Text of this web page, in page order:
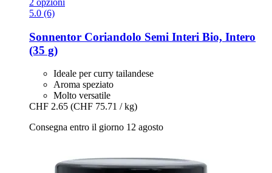
2 opzioni
5.0 (6)
Sonnentor Coriandolo Semi Interi Bio, Intero
(35 g)
Ideale per curry tailandese
Aroma speziato
Molto versatile
CHF 2.65 (CHF 75.71 / kg)
Consegna entro il giorno 12 agosto